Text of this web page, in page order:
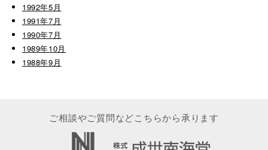
1992年5月
1991年7月
1990年7月
1989年10月
1988年9月
ご相談やご質問などこちらから承ります